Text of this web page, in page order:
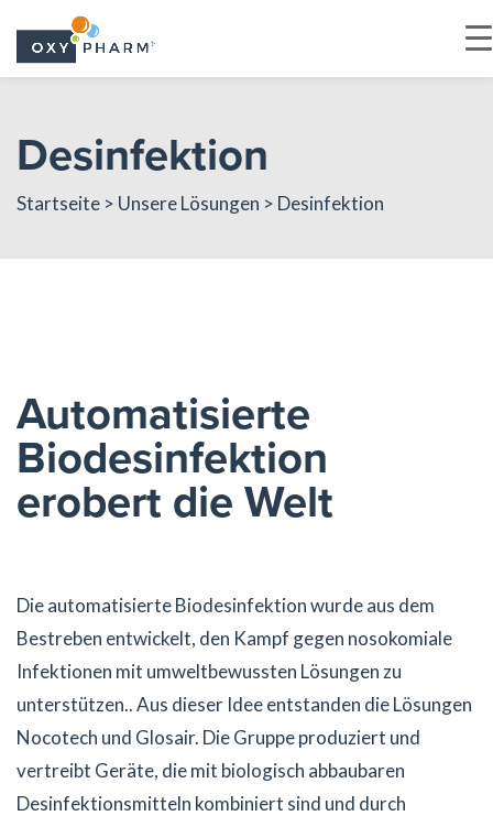
content
Desinfektion
Startseite > Unsere Lösungen > Desinfektion
Automatisierte
Biodesinfektion
erobert die Welt
Die automatisierte Biodesinfektion wurde aus dem
Bestreben entwickelt, den Kampf gegen nosokomiale
Infektionen mit umweltbewussten Lösungen zu
unterstützen.. Aus dieser Idee entstanden die Lösungen
Nocotech und Glosair. Die Gruppe produziert und
vertreibt Geräte, die mit biologisch abbaubaren
Desinfektionsmitteln kombiniert sind und durch